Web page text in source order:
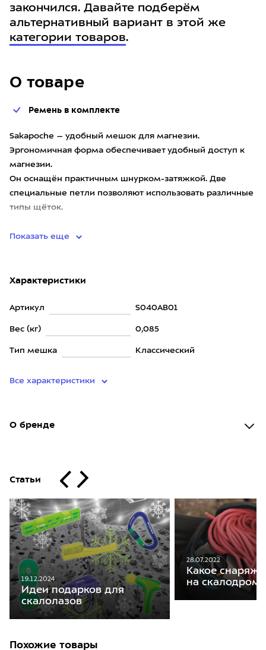
О товаре
Ремень в комплекте
Sakapoche – удобный мешок для магнезии.
Эргономичная форма обеспечивает удобный доступ к
магнезии.
Он оснащён практичным шнурком-затяжкой. Две
специальные петли позволяют использовать различные
типы щёток.
Показать еще
Характеристики
Артикул S040AB01
Вес (кг) 0,085
Тип мешка Классический
Все характеристики
О бренде
Статьи
19.12.2024
Идеи подарков для
скалолазов
28.07.2022
Какое
на скалодром
закончился. Давайте подберём
альтернативный вариант в этой же
категории товаров.
Похожие товары